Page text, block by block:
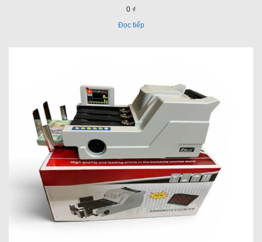
0 ₫
Đọc tiếp